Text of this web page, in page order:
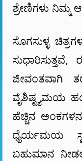
ಶ್ರೇಣಿಗಳು ನಿಮ್ಮ
ಸೊಗಸುಳ್ಳ
ಜೀವಂತವಾಗಿ
ವೈಶಿಷ್ಟ್ಯಮಯ
ಹೆಚ್ಚಿನ
ಧೈರ್ಯಮಯ
ಬಹುಮಾನ